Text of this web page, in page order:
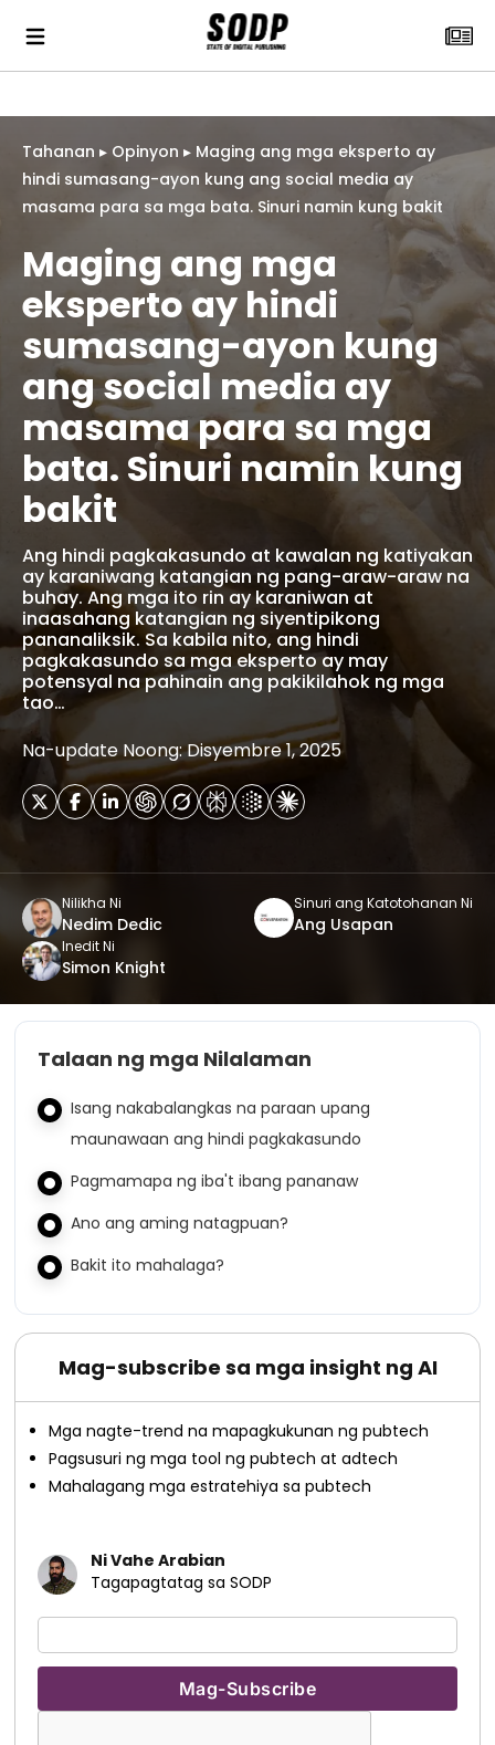
Tahanan ▸ Opinyon ▸ Maging ang mga eksperto ay
hindi sumasang-ayon kung ang social media ay
masama para sa mga bata. Sinuri namin kung bakit
Maging ang mga
eksperto ay hindi
sumasang-ayon kung
ang social media ay
masama para sa mga
bata. Sinuri namin kung
bakit
Ang hindi pagkakasundo at kawalan ng katiyakan
ay karaniwang katangian ng pang-araw-araw na
buhay. Ang mga ito rin ay karaniwan at
inaasahang katangian ng siyentipikong
pananaliksik. Sa kabila nito, ang hindi
pagkakasundo sa mga eksperto ay may
potensyal na pahinain ang pakikilahok ng mga
tao…
Na-update Noong: Disyembre 1, 2025
Nilikha Ni
Nedim Dedic
Sinuri ang Katotohanan Ni
Ang Usapan
Inedit Ni
Simon Knight
Talaan ng mga Nilalaman
Isang nakabalangkas na paraan upang
maunawaan ang hindi pagkakasundo
Pagmamapa ng iba't ibang pananaw
Ano ang aming natagpuan?
Bakit ito mahalaga?
Mag-subscribe sa mga insight ng AI
Mga nagte-trend na mapagkukunan ng pubtech
Pagsusuri ng mga tool ng pubtech at adtech
Mahalagang mga estratehiya sa pubtech
Ni Vahe Arabian
Tagapagtatag sa SODP